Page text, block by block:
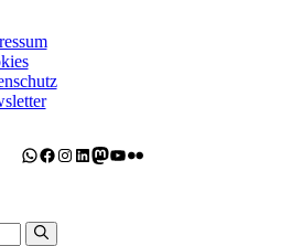
WhatsApp
Facebook
Instagram
LinkedIn
Mastodon
YouTube
Flickr